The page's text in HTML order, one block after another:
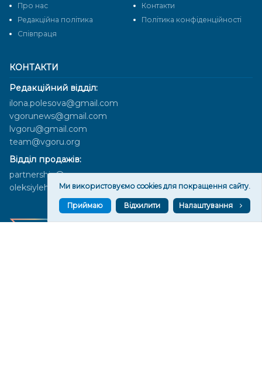
КОНТАКТИ
Редакційний відділ:
ilona.polesova@gmail.com
vgorunews@gmail.com
lvgoru@gmail.com
team@vgoru.org
Відділ продажів:
partnership@vgoru.org
oleksiylehen@vgoru.org
Про нас
Контакти
Редакційна політика
Політика конфіденційності
Cпівпраця
Ми використовуємо cookies для покращення сайту.
Приймаю Відхилити Налаштування